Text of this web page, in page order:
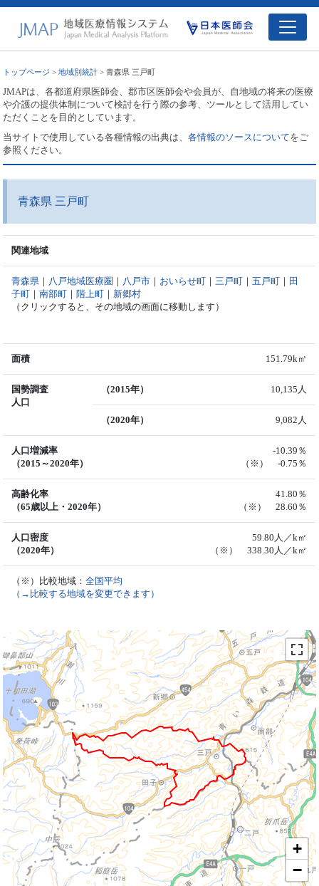
トップページ >地域別統計 > 青森県 三戸町
JMAPは、各都道府県医師会、郡市区医師会や会員が、自地域の将来の医療
や介護の提供体制について検討を行う際の参考、ツールとして活用してい
ただくことを目的としています。
当サイトで使用している各種情報の出典は、各情報のソースについてをご
参照ください。
青森県 三戸町
関連地域
青森県 ｜ 八戸地域医療圏 ｜ 八戸市 ｜ おいらせ町 ｜ 三戸町 ｜五戸町 ｜ 田
子町 ｜南部町 ｜階上町 ｜ 新郷村
（クリックすると、その地域の画面に移動します）
面積 151.79k㎡
国勢調査
人口
（2015年） 10,135人
（2020年） 9,082人
人口増減率
（2015～2020年）
-10.39％
（※） -0.75％
高齢化率
（65歳以上・2020年）
41.80％
（※） 28.60％
人口密度
（2020年）
59.80人／k㎡
（※） 338.30人／k㎡
（※）比較地域：全国平均
（→比較する地域を変更できます）
+
−